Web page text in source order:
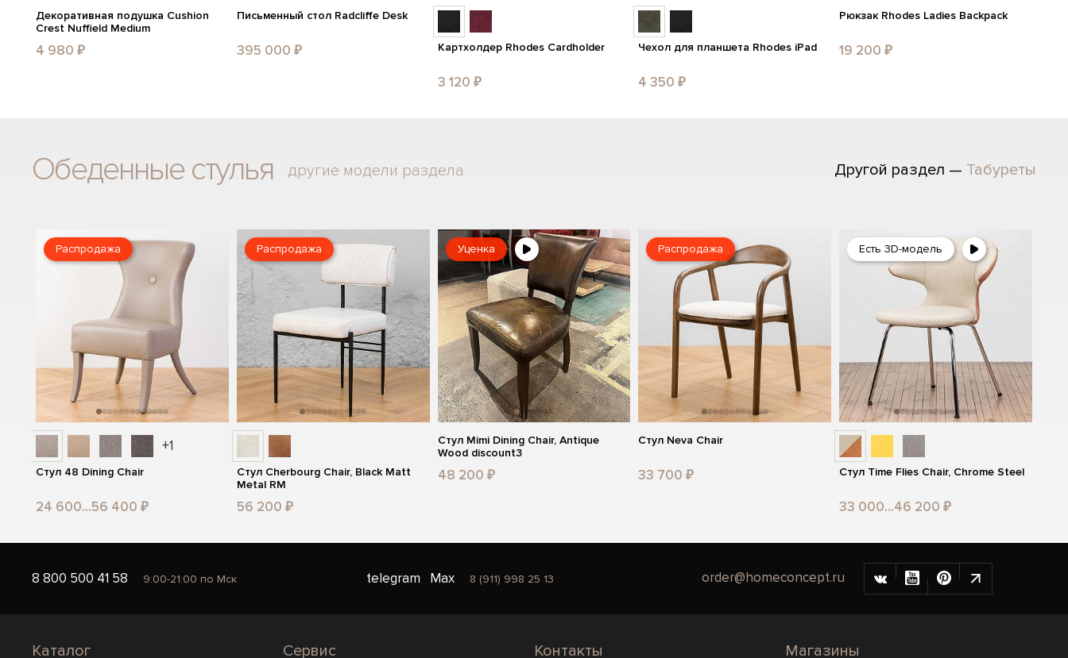
Декоративная подушка Cushion
Crest Nuffield Medium
4 980 ₽
Письменный стол Radcliffe Desk
395 000 ₽ Картхолдер Rhodes Cardholder
3 120 ₽
Чехол для планшета Rhodes iPad
4 350 ₽
Рюкзак Rhodes Ladies Backpack
19 200 ₽
Обеденные стулья другие модели раздела Другой раздел — Табуреты
Распродажа
+1
Стул 48 Dining Chair
24 600...56 400 ₽
Распродажа
Стул Cherbourg Chair, Black Matt
Metal RM
56 200 ₽
Уценка
Стул Mimi Dining Chair, Antique
Wood discount3
48 200 ₽
Распродажа
Стул Neva Chair
33 700 ₽
Есть 3D-модель
Стул Time Flies Chair, Chrome Steel
33 000...46 200 ₽
8 800 500 41 58 9:00-21:00 по Мск telegram Max 8 (911) 998 25 13 order@homeconcept.ru
Каталог Сервис Контакты Магазины